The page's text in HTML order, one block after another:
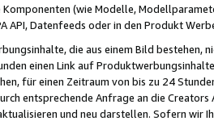
(wie Modelle,
API, Datenfeeds oder in den Produkt
die aus einem Bild bestehen,
einen Link auf
für einen Zeitraum von bis zu 24
entsprechende Anfrage an die
und neu darstellen. Sofern wir